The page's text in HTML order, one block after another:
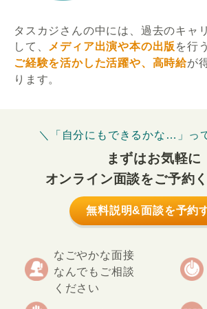
タスカジさんの中には、過去のキャ
して、
メディア出演や本の出版 を行
ご経験を活かした活躍や、高時給が
ります。
＼「自分にもできるかな…」っ
まずはお気軽に
オンライン面談をご予約
無料説明&面談を予約
なごやかな面接
なんでもご相談
ください